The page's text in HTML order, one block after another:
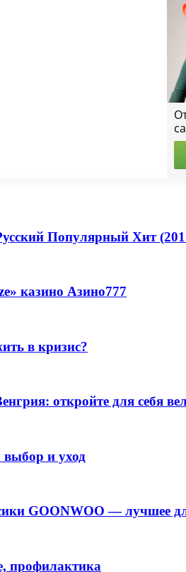
Популярный Хит
казино Азино777
в кризис?
откройте для себя
и уход
GOONWOO — лучшее
профилактика